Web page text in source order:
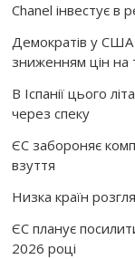
Chanel інвестує в
Демократів у США
зниженням цін на
В Іспанії цього
через спеку
ЄС забороняє
взуття
Низка країн
ЄС планує
2026 році